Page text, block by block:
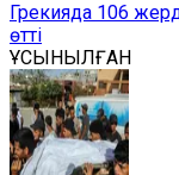
Грекияда 106
өтті
ҰСЫНЫЛҒАН